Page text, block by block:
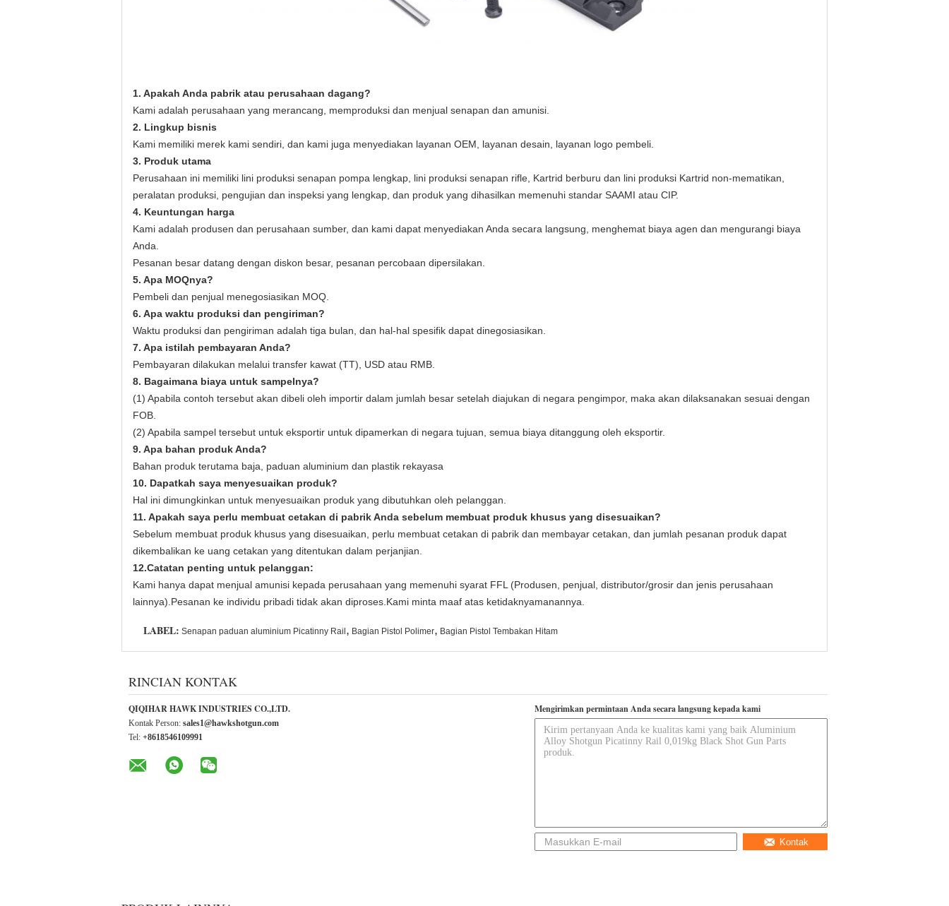
1. Apakah Anda pabrik atau perusahaan dagang?
Kami adalah perusahaan yang merancang, memproduksi dan menjual senapan dan amunisi.
2. Lingkup bisnis
Kami memiliki merek kami sendiri, dan kami juga menyediakan layanan OEM, layanan desain, layanan logo pembeli.
3. Produk utama
Perusahaan ini memiliki lini produksi senapan pompa lengkap, lini produksi senapan rifle, Kartrid berburu dan lini produksi Kartrid non-mematikan,
peralatan produksi, pengujian dan inspeksi yang lengkap, dan produk yang dihasilkan memenuhi standar SAAMI atau CIP.
4. Keuntungan harga
Kami adalah produsen dan perusahaan sumber, dan kami dapat menyediakan Anda secara langsung, menghemat biaya agen dan mengurangi biaya
Anda.
Pesanan besar datang dengan diskon besar, pesanan percobaan dipersilakan.
5. Apa MOQnya?
Pembeli dan penjual menegosiasikan MOQ.
6. Apa waktu produksi dan pengiriman?
Waktu produksi dan pengiriman adalah tiga bulan, dan hal-hal spesifik dapat dinegosiasikan.
7. Apa istilah pembayaran Anda?
Pembayaran dilakukan melalui transfer kawat (TT), USD atau RMB.
8. Bagaimana biaya untuk sampelnya?
(1) Apabila contoh tersebut akan dibeli oleh importir dalam jumlah besar setelah diajukan di negara pengimpor, maka akan dilaksanakan sesuai dengan
FOB.
(2) Apabila sampel tersebut untuk eksportir untuk dipamerkan di negara tujuan, semua biaya ditanggung oleh eksportir.
9. Apa bahan produk Anda?
Bahan produk terutama baja, paduan aluminium dan plastik rekayasa
10. Dapatkah saya menyesuaikan produk?
Hal ini dimungkinkan untuk menyesuaikan produk yang dibutuhkan oleh pelanggan.
11. Apakah saya perlu membuat cetakan di pabrik Anda sebelum membuat produk khusus yang disesuaikan?
Sebelum membuat produk khusus yang disesuaikan, perlu membuat cetakan di pabrik dan membayar cetakan, dan jumlah pesanan produk dapat
dikembalikan ke uang cetakan yang ditentukan dalam perjanjian.
12.Catatan penting untuk pelanggan:
Kami hanya dapat menjual amunisi kepada perusahaan yang memenuhi syarat FFL (Produsen, penjual, distributor/grosir dan jenis perusahaan
lainnya).Pesanan ke individu pribadi tidak akan diproses.Kami minta maaf atas ketidaknyamanannya.
LABEL: Senapan paduan aluminium Picatinny Rail , Bagian Pistol Polimer, Bagian Pistol Tembakan Hitam
RINCIAN KONTAK
QIQIHAR HAWK INDUSTRIES CO.,LTD.
Kontak Person: sales1@hawkshotgun.com
Tel: +8618546109991
Mengirimkan permintaan Anda secara langsung kepada kami
Kontak